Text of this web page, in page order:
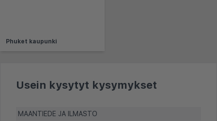
Phuket kaupunki
Usein kysytyt kysymykset
MAANTIEDE JA ILMASTO